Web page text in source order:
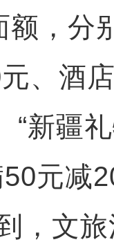
额，分
、酒
“新疆
元减
文旅